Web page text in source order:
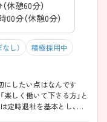
休憩60分）
分（休憩0分）
し） 積極採用中
にしたい点はなんです
楽しく働いて下さる方」と
定時退社を基本とし、訪